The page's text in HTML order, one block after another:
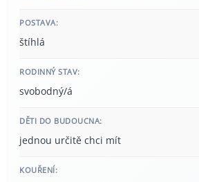
POSTAVA:
štíhlá
RODINNÝ STAV:
svobodný/á
DĚTI DO BUDOUCNA:
jednou určitě chci mít
KOUŘENÍ: